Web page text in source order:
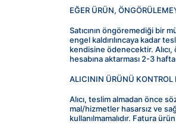
EĞER ÜRÜN,
Satıcının öngöremediği bir
engel kaldırılıncaya kadar
kendisine ödenecektir.
hesabına aktarması 2-3
ALICININ ÜRÜNÜ
Alıcı, teslim almadan önce
mal/hizmetler hasarsız ve
kullanılmamalıdır. Fatura